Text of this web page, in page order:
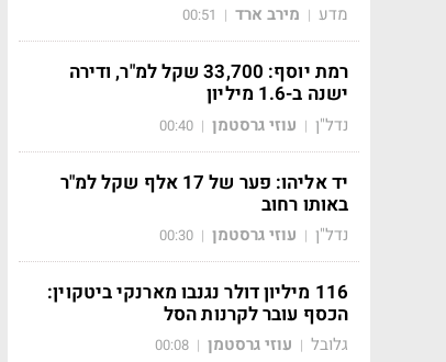
מדע | מירב ארד |
00:51
רמת יוסף: 33,700 שקל למ"ר, ודירה
ישנה ב-1.6 מיליון
נדל"ן | עוזי גרסטמן |
00:40
יד אליהו: פער של 17 אלף שקל למ"ר
באותו רחוב
נדל"ן | עוזי גרסטמן |
00:30
116 מיליון דולר נגנבו מארנקי ביטקוין:
הכסף עובר לקרנות הסל
גלובל | עוזי גרסטמן |
00:08